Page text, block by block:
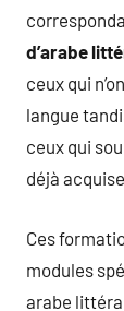
d’arabe
ceux qui
langue
ceux qui
déjà
Ces
modules
arabe